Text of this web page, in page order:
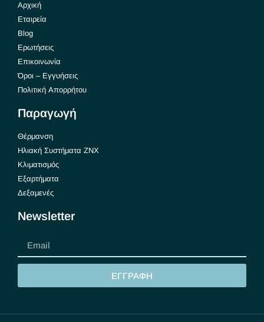
Αρχική
Εταιρεία
Blog
Ερωτήσεις
Επικοινωνία
Όροι – Εγγυήσεις
Πολιτική Απορρήτου
Παραγωγή
Θέρμανση
Ηλιακή Συστήματα ΖΝΧ
Κλιματισμός
Εξαρτήματα
Δεξαμενές
Newsletter
ΕΓΓΡΑΦΗ